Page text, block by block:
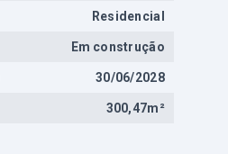
Residencial
Em construção
30/06/2028
300,47m²